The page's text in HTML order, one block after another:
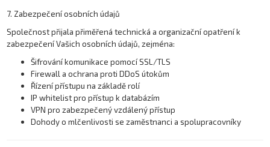
7. Zabezpečení osobních údajů
Společnost přijala přiměřená technická a organizační opatření k
zabezpečení Vašich osobních údajů, zejména:
Šifrování komunikace pomocí SSL/TLS
Firewall a ochrana proti DDoS útokům
Řízení přístupu na základě rolí
IP whitelist pro přístup k databázím
VPN pro zabezpečený vzdálený přístup
Dohody o mlčenlivosti se zaměstnanci a spolupracovníky